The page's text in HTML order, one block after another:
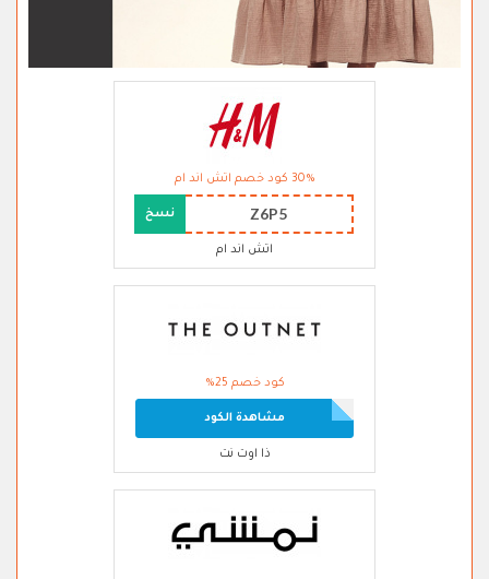
30% كود خصم اتش اند ام
Z6P5 نسخ
اتش اند ام
كود خصم 25%
مشاهدة الكود
ذا اوت نت